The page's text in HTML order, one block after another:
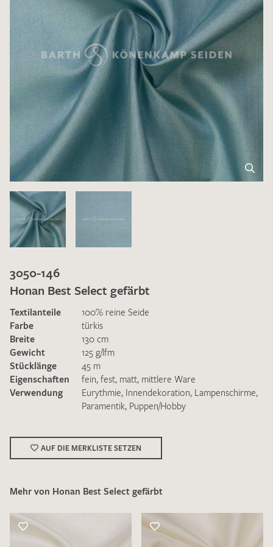
Ich bin damit einverstanden, dass meine angegebenen Daten
zur Beantwortung meiner Musteranfrage genutzt werden.
DieDatenschutzbestimmungenhabe ich zur Kenntnis
genommen und akzeptiere diese.
MUSTERANFRAGE SENDEN
3050-146
Honan Best Select gefärbt
Textilanteile
100% reine Seide
Farbe
türkis
Breite
130 cm
Gewicht
125 g/lfm
Stücklänge
45 m
Eigenschaften
fein, fest, matt, mittlere Ware
Verwendung
Eurythmie, Innendekoration, Lampenschirme,
Paramentik, Puppen/Hobby
AUF DIE MERKLISTE SETZEN
Mehr von Honan Best Select gefärbt